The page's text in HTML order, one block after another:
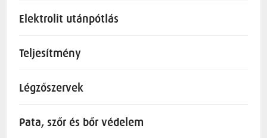
Elektrolit utánpótlás
Teljesítmény
Légzőszervek
Pata, szőr és bőr védelem